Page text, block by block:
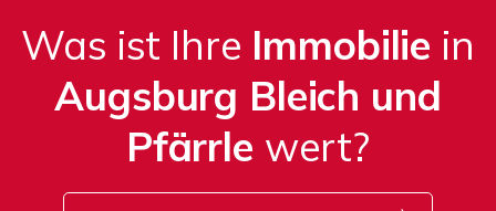
Was ist Ihre Immobilie in
Augsburg Bleich und
Pfärrle wert?